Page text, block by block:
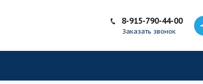
8-915-790-44-00
Заказать звонок